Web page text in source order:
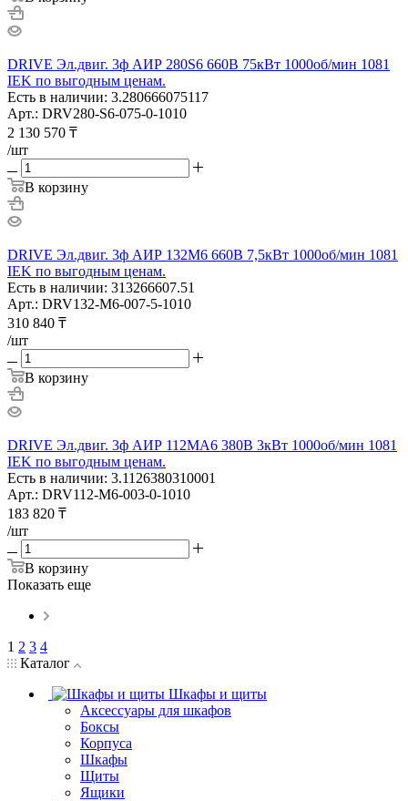
DRIVE Эл.двиг. 3ф АИР 280S6 660В 75кВт 1000об/мин 1081
IEK по выгодным ценам.
Есть в наличии: 3.280666075117
Арт.: DRV280-S6-075-0-1010
2 130 570 ₸
/шт
В корзину
DRIVE Эл.двиг. 3ф АИР 132M6 660В 7,5кВт 1000об/мин 1081
IEK по выгодным ценам.
Есть в наличии: 313266607.51
Арт.: DRV132-M6-007-5-1010
310 840 ₸
/шт
В корзину
DRIVE Эл.двиг. 3ф АИР 112MA6 380В 3кВт 1000об/мин 1081
IEK по выгодным ценам.
Есть в наличии: 3.1126380310001
Арт.: DRV112-M6-003-0-1010
183 820 ₸
/шт
В корзину
Показать еще
1 2 3 4
Каталог
Шкафы и щиты
Аксессуары для шкафов
Боксы
Корпуса
Шкафы
Щиты
Ящики